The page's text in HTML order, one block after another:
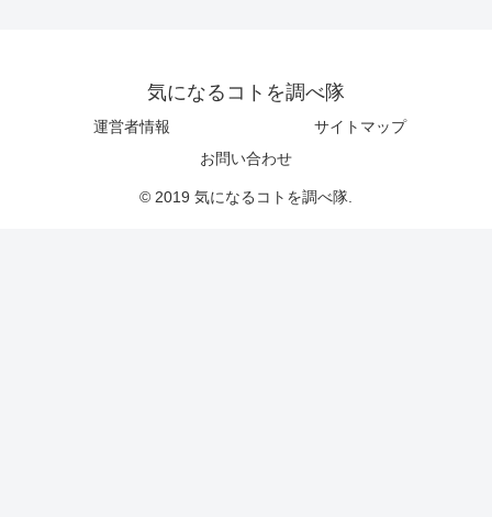
気になるコトを調べ隊
運営者情報
サイトマップ
お問い合わせ
© 2019 気になるコトを調べ隊.